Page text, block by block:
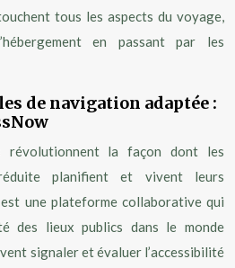
tous les aspects du voyage,
en passant par les
de navigation adaptée :
révolutionnent la façon dont les
planifient et vivent leurs
est une plateforme collaborative qui
des lieux publics dans le monde
signaler et évaluer l’accessibilité